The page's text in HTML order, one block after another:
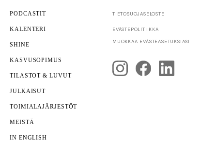
Pelkkä teknologia ei enää riitä – miksi innovaatiot
eivät aina muutu kasvuksi?
PODCASTIT
KALENTERI
SHINE
KASVUSOPIMUS
TILASTOT & LUVUT
JULKAISUT
TOIMIALAJÄRJESTÖT
MEISTÄ
IN ENGLISH
TIETOSUOJASELOSTE
EVÄSTEPOLITIIKKA
MUOKKAA EVÄSTEASETUKSIASI